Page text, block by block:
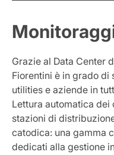
Grazie al Data Center
Fiorentini è in grado
utilities e aziende in
Lettura automatica
stazioni di
catodica: una gamma
dedicati alla gestione